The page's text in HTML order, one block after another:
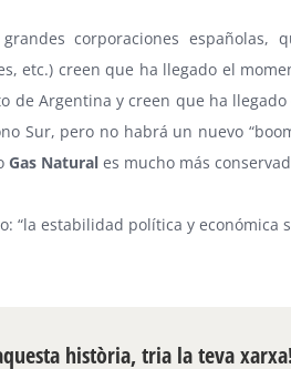
corporaciones
etc.) creen que ha llegado el
de Argentina y creen que ha
Sur, pero no habrá un nuevo
Gas Natural es mucho más
“la estabilidad política y económica
història, tria la teva